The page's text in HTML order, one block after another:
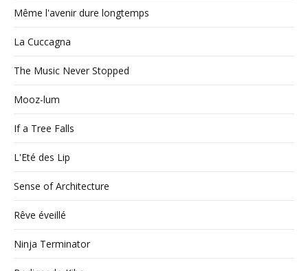
Même l'avenir dure longtemps
La Cuccagna
The Music Never Stopped
Mooz-lum
If a Tree Falls
L'Eté des Lip
Sense of Architecture
Rêve éveillé
Ninja Terminator